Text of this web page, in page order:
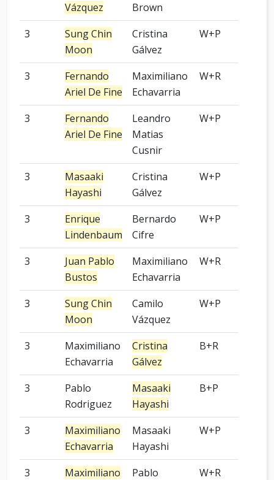
Vázquez
Brown
3
Sung Chin
Moon
Cristina
Gálvez
W+P
3
Fernando
Ariel De Fine
Maximiliano
Echavarria
W+R
3
Fernando
Ariel De Fine
Leandro
Matias
Cusnir
W+P
3
Masaaki
Hayashi
Cristina
Gálvez
W+P
3
Enrique
Lindenbaum
Bernardo
Cifre
W+P
3
Juan Pablo
Bustos
Maximiliano
Echavarria
W+R
3
Sung Chin
Moon
Camilo
Vázquez
W+P
3
Maximiliano
Echavarria
Cristina
Gálvez
B+R
3
Pablo
Rodriguez
Masaaki
Hayashi
B+P
3
Maximiliano
Echavarria
Masaaki
Hayashi
W+P
3
Maximiliano
Pablo
W+R